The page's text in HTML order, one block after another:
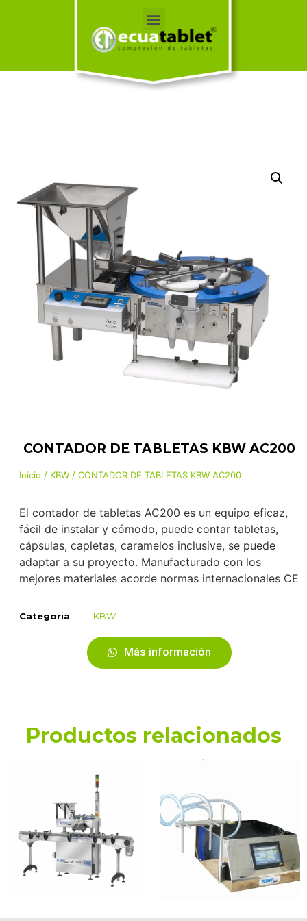
CONTADOR DE TABLETAS KBW AC200
Inicio / KBW/ CONTADOR DE TABLETAS KBW AC200
El contador de tabletas AC200 es un equipo eficaz,
fácil de instalar y cómodo, puede contar tabletas,
cápsulas, capletas, caramelos inclusive, se puede
adaptar a su proyecto. Manufacturado con los
mejores materiales acorde normas internacionales CE
Categoria KBW
Más información
Productos relacionados